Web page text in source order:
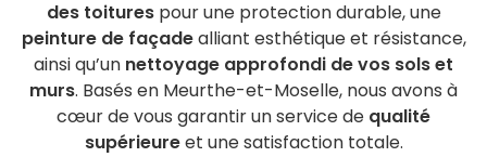
des toiturespour une protection durable, une
peinture de façadealliant esthétique et résistance,
ainsi qu’un nettoyage approfondi de vos sols et
murs. Basés en Meurthe-et-Moselle, nous avons à
cœur de vous garantir un service de qualité
supérieureet une satisfaction totale.